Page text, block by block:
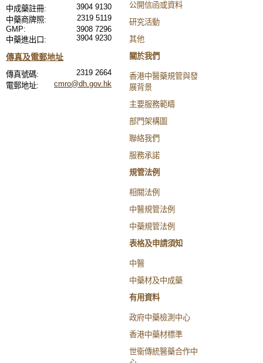
中成藥註冊:
3904 9130
中藥商牌照:
2319 5119
GMP:
3908 7296
中藥進出口:
3904 9230
傳真及電郵地址
傳真號碼:
2319 2664
電郵地址:
cmro@dh.gov.hk
公開信函或資料
研究活動
其他
關於我們
香港中醫藥規管與發
展背景
主要服務範疇
部門架構圖
聯絡我們
服務承諾
規管法例
相關法例
中醫規管法例
中藥規管法例
表格及申請須知
中醫
中藥材及中成藥
有用資料
政府中藥檢測中心
香港中藥材標準
世衞傳統醫藥合作中